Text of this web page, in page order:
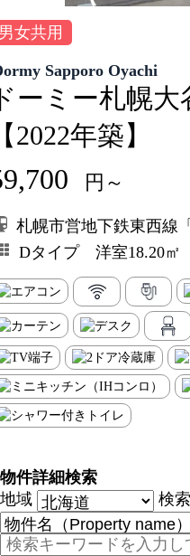
女共用
Sapporo Oyachi
ーミー札幌
2022年築】
円～
札幌市営地下鉄東西線
Dタイプ 洋室18.20㎡
物件詳細検索
地域
検